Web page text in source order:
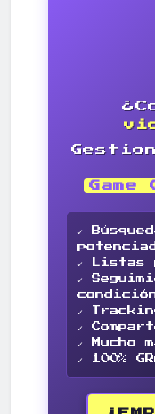
✓
✓ Listas
✓
✓
✓
✓ Mucho
✓ 100%